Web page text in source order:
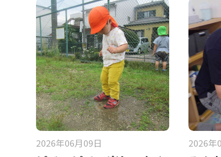
2026年06月09日 2026年